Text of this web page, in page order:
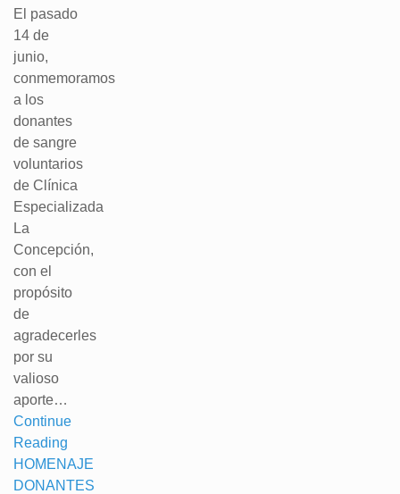
El pasado
14 de
junio,
conmemoramos
a los
donantes
de sangre
voluntarios
de Clínica
Especializada
La
Concepción,
con el
propósito
de
agradecerles
por su
valioso
aporte…
Continue
Reading
HOMENAJE
DONANTES